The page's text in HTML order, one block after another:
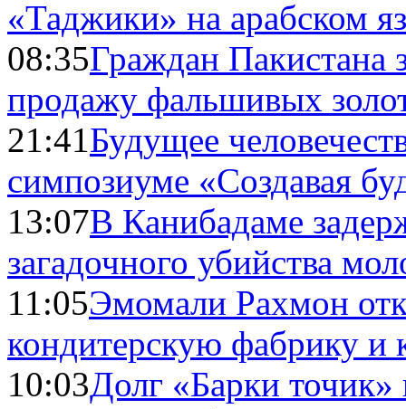
«Таджики» на арабском
08:35Граждан Пакистана
продажу фальшивых
21:41Будущее
симпозиуме «Создавая
13:07В Канибадаме
загадочного убийства
11:05Эмомали Рахмон
кондитерскую фабрику и
10:03Долг «Барки